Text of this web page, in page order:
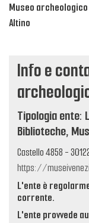
Museo
Altino
Info e
Tipologia ente:
Biblioteche,
Castello 4858 -
https://
L'ente è
corrente.
L'ente provvede